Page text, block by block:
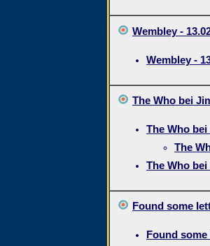
Wembley -
Wembley -
The Who bei
The Who
The
The Who
Found some
Found